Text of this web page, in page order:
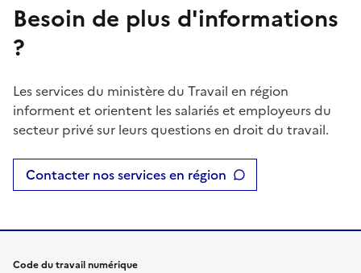
Besoin de plus d'informations
?
Les services du ministère du Travail en région
informent et orientent les salariés et employeurs du
secteur privé sur leurs questions en droit du travail.
Contacter nos services en région
Code du travail numérique